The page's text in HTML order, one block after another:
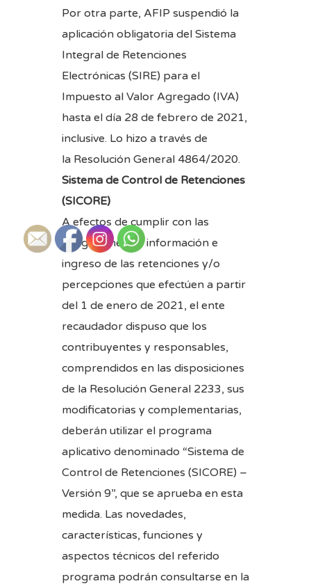
Por otra parte, AFIP suspendió la
aplicación obligatoria del Sistema
Integral de Retenciones
Electrónicas (SIRE) para el
Impuesto al Valor Agregado (IVA)
hasta el día 28 de febrero de 2021,
inclusive. Lo hizo a través de
la Resolución General 4864/2020.
Sistema de Control de Retenciones
(SICORE)
A efectos de cumplir con las
obligaciones de información e
ingreso de las retenciones y/o
percepciones que efectúen a partir
del 1 de enero de 2021, el ente
recaudador dispuso que los
contribuyentes y responsables,
comprendidos en las disposiciones
de la Resolución General 2233, sus
modificatorias y complementarias,
deberán utilizar el programa
aplicativo denominado “Sistema de
Control de Retenciones (SICORE) –
Versión 9”, que se aprueba en esta
medida. Las novedades,
características, funciones y
aspectos técnicos del referido
programa podrán consultarse en la